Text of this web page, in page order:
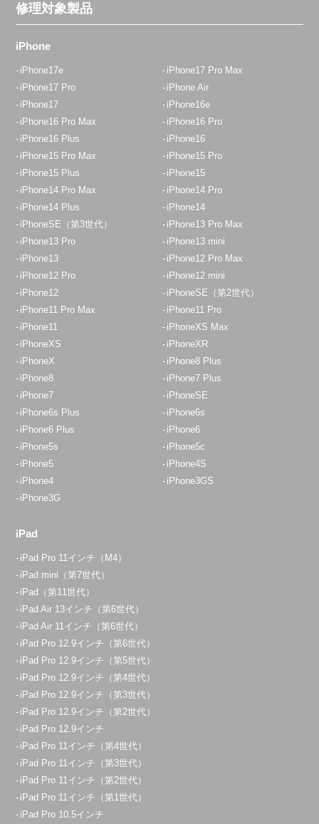
修理対象製品
iPhone
iPhone17e
iPhone17 Pro Max
iPhone17 Pro
iPhone Air
iPhone17
iPhone16e
iPhone16 Pro Max
iPhone16 Pro
iPhone16 Plus
iPhone16
iPhone15 Pro Max
iPhone15 Pro
iPhone15 Plus
iPhone15
iPhone14 Pro Max
iPhone14 Pro
iPhone14 Plus
iPhone14
iPhoneSE（第3世代）
iPhone13 Pro Max
iPhone13 Pro
iPhone13 mini
iPhone13
iPhone12 Pro Max
iPhone12 Pro
iPhone12 mini
iPhone12
iPhoneSE（第2世代）
iPhone11 Pro Max
iPhone11 Pro
iPhone11
iPhoneXS Max
iPhoneXS
iPhoneXR
iPhoneX
iPhone8 Plus
iPhone8
iPhone7 Plus
iPhone7
iPhoneSE
iPhone6s Plus
iPhone6s
iPhone6 Plus
iPhone6
iPhone5s
iPhone5c
iPhone5
iPhone4S
iPhone4
iPhone3GS
iPhone3G
iPad
iPad Pro 11インチ（M4）
iPad mini（第7世代）
iPad（第11世代）
iPad Air 13インチ（第6世代）
iPad Air 11インチ（第6世代）
iPad Pro 12.9インチ（第6世代）
iPad Pro 12.9インチ（第5世代）
iPad Pro 12.9インチ（第4世代）
iPad Pro 12.9インチ（第3世代）
iPad Pro 12.9インチ（第2世代）
iPad Pro 12.9インチ
iPad Pro 11インチ（第4世代）
iPad Pro 11インチ（第3世代）
iPad Pro 11インチ（第2世代）
iPad Pro 11インチ（第1世代）
iPad Pro 10.5インチ